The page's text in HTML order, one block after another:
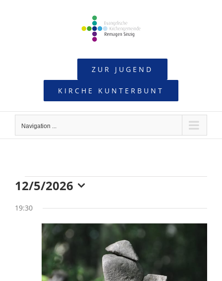
ZUR JUGEND
KIRCHE KUNTERBUNT
Navigation ...
Veranstaltungen
12/5/2026
wählen.
19:30